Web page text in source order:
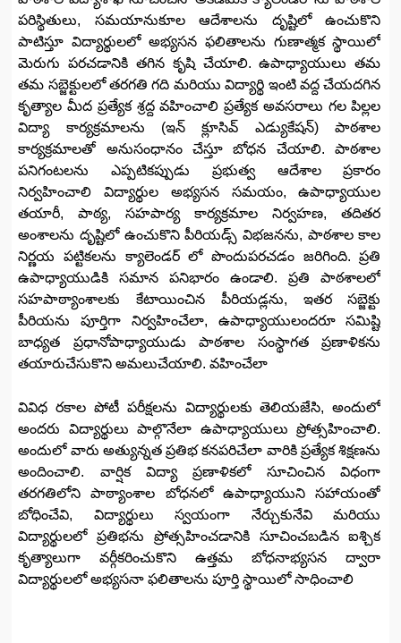
పరిస్థితులు, సమయానుకూల ఆదేశాలను దృష్టిలో ఉంచుకొని
పాటిస్తూ విద్యార్థులలో అభ్యసన ఫలితాలను గుణాత్మక స్థాయిలో
మెరుగు పరచడానికి తగిన కృషి చేయాలి. ఉపాధ్యాయులు తమ
తమ సబ్జెక్టులలో తరగతి గది మరియు విద్యార్థి ఇంటి వద్ద చేయదగిన
కృత్యాల మీద ప్రత్యేక శ్రద్ద వహించాలి ప్రత్యేక అవసరాలు గల పిల్లల
విద్యా కార్యక్రమాలను (ఇన్ క్లూసివ్ ఎడ్యుకేషన్) పాఠశాల
కార్యక్రమాలతో అనుసంధానం చేస్తూ బోధన చేయాలి. పాఠశాల
పనిగంటలను ఎప్పటికప్పుడు ప్రభుత్వ ఆదేశాల ప్రకారం
నిర్వహించాలి విద్యార్థుల అభ్యసన సమయం, ఉపాధ్యాయుల
తయారీ, పాఠ్య, సహపార్య కార్యక్రమాల నిర్వహణ, తదితర
అంశాలను దృష్టిలో ఉంచుకొని పీరియడ్స్ విభజనను, పాఠశాల కాల
నిర్ణయ పట్టికలను క్యాలెండర్ లో పొందుపరచడం జరిగింది. ప్రతి
ఉపాధ్యాయుడికి సమాన పనిభారం ఉండాలి. ప్రతి పాఠశాలలో
సహపాఠ్యాంశాలకు కేటాయించిన పీరియడ్లను, ఇతర సబ్జెక్టు
పీరియను పూర్తిగా నిర్వహించేలా, ఉపాధ్యాయులందరూ సమిష్టి
బాధ్యత ప్రధానోపాధ్యాయుడు పాఠశాల సంస్థాగత ప్రణాళికను
తయారుచేసుకొని అమలుచేయాలి. వహించేలా
వివిధ రకాల పోటీ పరీక్షలను విద్యార్థులకు తెలియజేసి, అందులో
అందరు విద్యార్థులు పాల్గొనేలా ఉపాధ్యాయులు ప్రోత్సహించాలి.
అందులో వారు అత్యున్నత ప్రతిభ కనపరిచేలా వారికి ప్రత్యేక శిక్షణను
అందించాలి. వార్షిక విద్యా ప్రణాళికలో సూచించిన విధంగా
తరగతిలోని పాఠ్యాంశాల బోధనలో ఉపాధ్యాయుని సహాయంతో
బోధించేవి, విద్యార్థులు స్వయంగా నేర్చుకునేవి మరియు
విద్యార్థులలో ప్రతిభను ప్రోత్సహించడానికి సూచించబడిన ఐశ్చిక
కృత్యాలుగా వర్గీకరించుకొని ఉత్తమ బోధనాభ్యసన ద్వారా
విద్యార్థులలో అభ్యసనా ఫలితాలను పూర్తి స్థాయిలో సాధించాలి